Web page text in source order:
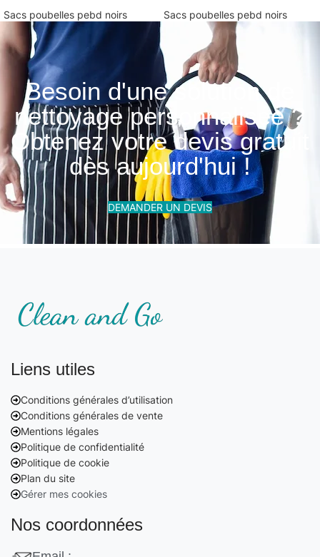
Sacs poubelles pebd noirs Sacs poubelles pebd noirs
Besoin d'une solution de
nettoyage personnalisée ?
Obtenez votre devis gratuit
dès aujourd'hui !
DEMANDER UN DEVIS
Liens utiles
Conditions générales d’utilisation
Conditions générales de vente
Mentions légales
Politique de confidentialité
Politique de cookie
Plan du site
Gérer mes cookies
Nos coordonnées